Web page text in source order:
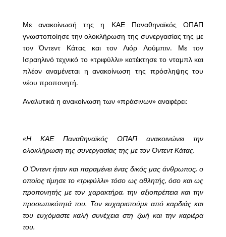
Με ανακοίνωσή της η ΚΑΕ Παναθηναϊκός ΟΠΑΠ
γνωστοποίησε την ολοκλήρωση της συνεργασίας της με
τον Όντεντ Κάτας και τον Λιόρ Λούμπιν. Με τον
Ισραηλινό τεχνικό το «τριφύλλι» κατέκτησε το νταμπλ και
πλέον αναμένεται η ανακοίνωση της πρόσληψης του
νέου προπονητή.
Αναλυτικά η ανακοίνωση των «πράσινων» αναφέρει:
«Η ΚΑΕ Παναθηναϊκός ΟΠΑΠ ανακοινώνει την
ολοκλήρωση της συνεργασίας της με τον Όντεντ Κάτας.
Ο Όντεντ ήταν και παραμένει ένας δικός μας άνθρωπος, ο
οποίος τίμησε το «τριφύλλι» τόσο ως αθλητής, όσο και ως
προπονητής με τον χαρακτήρα, την αξιοπρέπεια και την
προσωπικότητά του. Τον ευχαριστούμε από καρδιάς και
του ευχόμαστε καλή συνέχεια στη ζωή και την καριέρα
του.